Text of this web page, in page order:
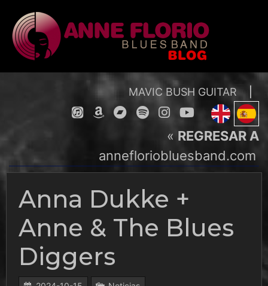
content
MAVIC BUSH GUITAR |
« REGRESAR A
annefloriobluesband.com
Anna Dukke +
Anne & The Blues
Diggers